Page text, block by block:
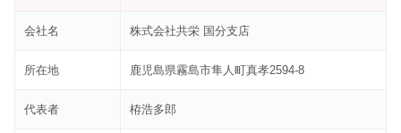
会社名 株式会社共栄 国分支店
所在地 鹿児島県霧島市隼人町真孝2594-8
代表者 栫浩多郎